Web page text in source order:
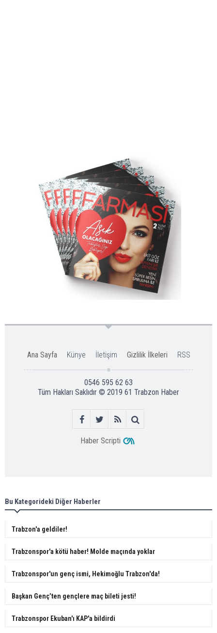
Ana Sayfa Künye İletişim Gizlilik İlkeleri RSS
0546 595 62 63
Tüm Hakları Saklıdır © 2019 61 Trabzon Haber
Haber Scripti
Bu Kategorideki Diğer Haberler
Trabzon'a geldiler!
Trabzonspor'a kötü haber! Molde maçında yoklar
Trabzonspor'un genç ismi, Hekimoğlu Trabzon'da!
Başkan Genç’ten gençlere maç bileti jesti!
Trabzonspor Ekuban'ı KAP'a bildirdi